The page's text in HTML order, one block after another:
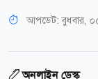
আপডেট: বুধবার,
অনলাইন ডেস্ক